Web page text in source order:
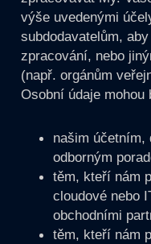
výše uvedenými
subdodavatelům,
zpracování, nebo
(např. orgánům
Osobní údaje mohou
našim účetním,
odborným
těm, kteří nám
cloudové nebo
obchodními
těm, kteří nám